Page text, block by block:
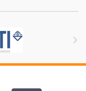
